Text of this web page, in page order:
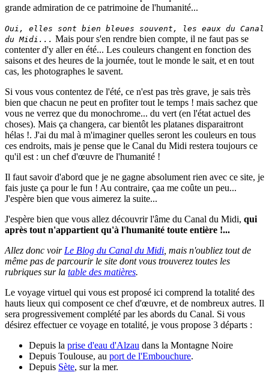
grande admiration de ce patrimoine de l'humanité...
Oui, elles sont bien bleues souvent, les eaux du Canal
du Midi... Mais pour s'en rendre bien compte, il ne faut pas se
contenter d'y aller en été... Les couleurs changent en fonction des
saisons et des heures de la journée, tout le monde le sait, et en tout
cas, les photographes le savent.
Si vous vous contentez de l'été, ce n'est pas très grave, je sais très
bien que chacun ne peut en profiter tout le temps ! mais sachez que
vous ne verrez que du monochrome... du vert (en l'état actuel des
choses). Mais ça changera, car bientôt les platanes disparaitront
hélas !. J'ai du mal à m'imaginer quelles seront les couleurs en tous
ces endroits, mais je pense que le Canal du Midi restera toujours ce
qu'il est : un chef d'œuvre de l'humanité !
Il faut savoir d'abord que je ne gagne absolument rien avec ce site, je
fais juste ça pour le fun ! Au contraire, çaa me coûte un peu...
J'espère bien que vous aimerez la suite...
J'espère bien que vous allez découvrir l'âme du Canal du Midi, qui
après tout n'appartient qu'à l'humanité toute entière !...
Allez donc voir Le Blog du Canal du Midi , mais n'oubliez tout de
même pas de parcourir le site dont vous trouverez toutes les
rubriques sur la table des matières.
Le voyage virtuel qui vous est proposé ici comprend la totalité des
hauts lieux qui composent ce chef d'œuvre, et de nombreux autres. Il
sera progressivement complété par les abords du Canal. Si vous
désirez effectuer ce voyage en totalité, je vous propose 3 départs :
Depuis la prise d'eau d'Alzau dans la Montagne Noire
Depuis Toulouse, au port de l'Embouchure.
Depuis Sète, sur la mer.